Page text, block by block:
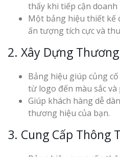
thấy khi tiếp cận doanh
Một bảng hiệu thiết kế
ấn tượng tích cực và
2. Xây Dựng
Bảng hiệu giúp củng
từ logo đến màu sắc
Giúp khách hàng dễ
thương hiệu của bạn.
3. Cung Cấp Thông